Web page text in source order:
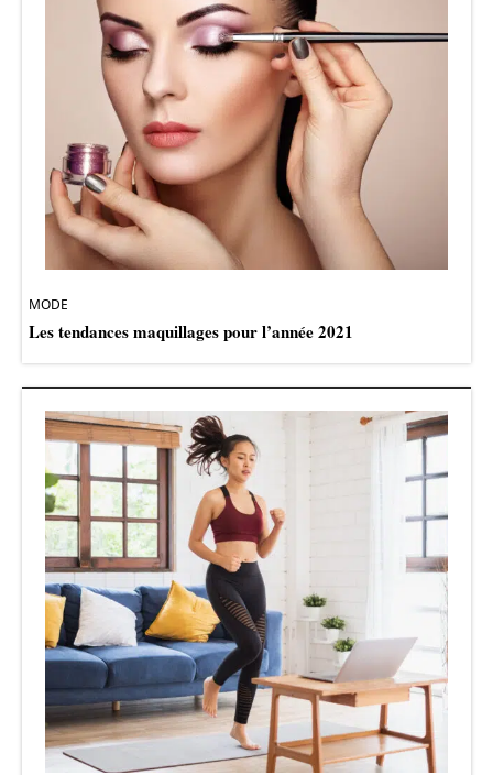
MODE
Les tendances maquillages pour l’année 2021